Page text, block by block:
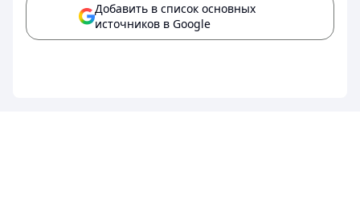
Добавить в список основных
источников в Google